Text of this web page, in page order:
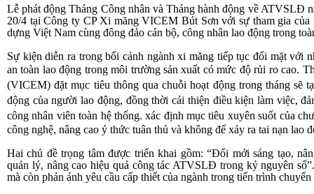
Lễ phát động Tháng Công nhân và Tháng hành động về ATVSLĐ
20/4 tại Công ty CP Xi măng VICEM Bút Sơn với sự tham gia
dựng Việt Nam cùng đông đảo cán bộ, công nhân lao động trong
Sự kiện diễn ra trong bối cảnh ngành xi măng tiếp tục đối mặt với
an toàn lao động trong môi trường sản xuất có mức độ rủi ro cao.
(VICEM) đặt mục tiêu thông qua chuỗi hoạt động trong tháng sẽ
động của người lao động, đồng thời cải thiện điều kiện làm việc,
công nhân viên toàn hệ thống. xác định mục tiêu xuyên suốt của
công nghệ, nâng cao ý thức tuân thủ và không để xảy ra tai nạn lao
Hai chủ đề trọng tâm được triển khai gồm: “Đổi mới sáng tạo,
quản lý, nâng cao hiệu quả công tác ATVSLĐ trong kỷ nguyên
mà còn phản ánh yêu cầu cấp thiết của ngành trong tiến trình